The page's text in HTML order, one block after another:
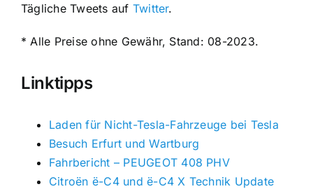
Tägliche Tweets auf Twitter.
* Alle Preise ohne Gewähr, Stand: 08-2023.
Linktipps
Laden für Nicht-Tesla-Fahrzeuge bei Tesla
Besuch Erfurt und Wartburg
Fahrbericht – PEUGEOT 408 PHV
Citroën ë-C4 und ë-C4 X Technik Update